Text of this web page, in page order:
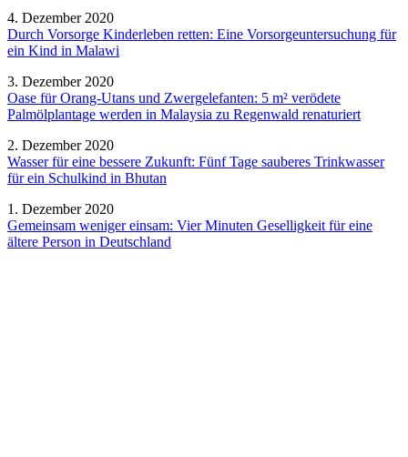
4. Dezember 2020
Durch Vorsorge Kinderleben retten: Eine Vorsorgeuntersuchung für
ein Kind in Malawi
3. Dezember 2020
Oase für Orang-Utans und Zwergelefanten: 5 m² verödete
Palmölplantage werden in Malaysia zu Regenwald renaturiert
2. Dezember 2020
Wasser für eine bessere Zukunft: Fünf Tage sauberes Trinkwasser
für ein Schulkind in Bhutan
1. Dezember 2020
Gemeinsam weniger einsam: Vier Minuten Geselligkeit für eine
ältere Person in Deutschland